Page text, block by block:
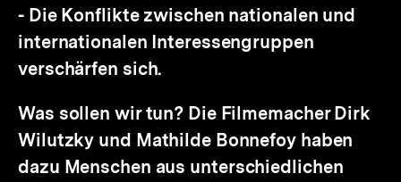
- Die Konflikte zwischen nationalen und
internationalen Interessengruppen
verschärfen sich.
Was sollen wir tun? Die Filmemacher Dirk
Wilutzky und Mathilde Bonnefoy haben
dazu Menschen aus unterschiedlichen